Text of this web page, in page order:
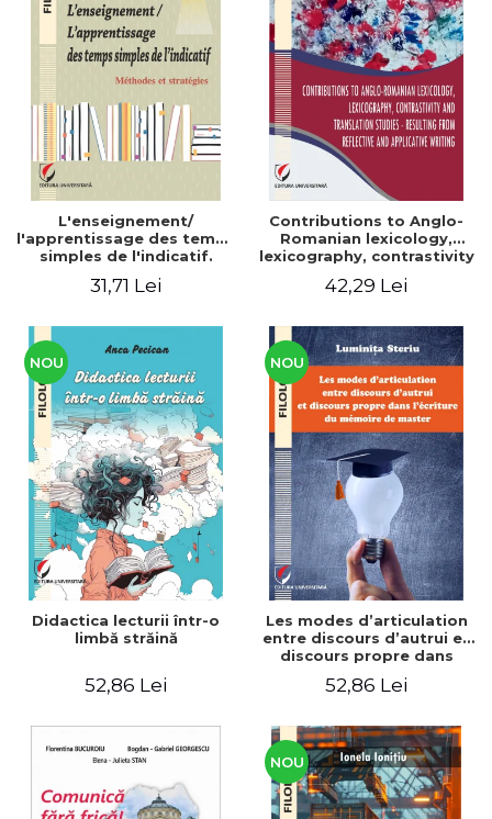
L'enseignement/
l'apprentissage des temps
simples de l'indicatif.
31,71 Lei
Contributions to Anglo-
Romanian lexicology,
lexicography, contrastivity
Resulting from reflective
42,29 Lei
NOU
Didactica lecturii într-o
limbă străină
52,86 Lei
NOU
Les modes d’articulation
entre discours d’autrui et
discours propre dans
master
52,86 Lei
NOU